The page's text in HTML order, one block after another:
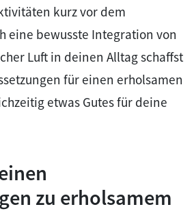
kurz vor dem
eine bewusste Integration von
Luft in deinen Alltag schaffst
für einen erholsamen
etwas Gutes für deine
zu erholsamem